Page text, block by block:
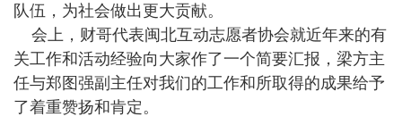
队伍，为社会做出更大贡献。
会上，财哥代表闽北互动志愿者协会就近年来的有
关工作和活动经验向大家作了一个简要汇报，梁方主
任与郑图强副主任对我们的工作和所取得的成果给予
了着重赞扬和肯定。